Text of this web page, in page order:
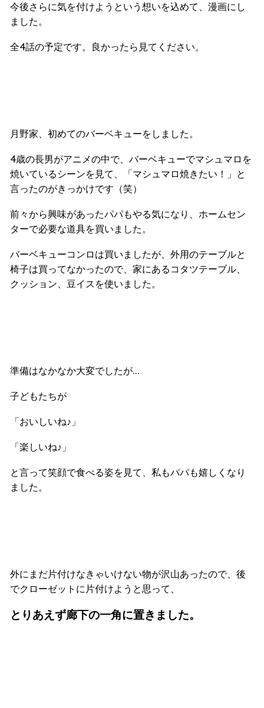
今後さらに気を付けようという想いを込めて、漫画にし
ました。
全4話の予定です。良かったら見てください。
月野家、初めてのバーベキューをしました。
4歳の長男がアニメの中で、バーベキューでマシュマロを
焼いているシーンを見て、「マシュマロ焼きたい！」と
言ったのがきっかけです（笑）
前々から興味があったパパもやる気になり、ホームセン
ターで必要な道具を買いました。
バーベキューコンロは買いましたが、外用のテーブルと
椅子は買ってなかったので、家にあるコタツテーブル、
クッション、豆イスを使いました。
準備はなかなか大変でしたが…
子どもたちが
「おいしいね♪」
「楽しいね♪」
と言って笑顔で食べる姿を見て、私もパパも嬉しくなり
ました。
外にまだ片付けなきゃいけない物が沢山あったので、後
でクローゼットに片付けようと思って、
とりあえず廊下の一角に置きました。